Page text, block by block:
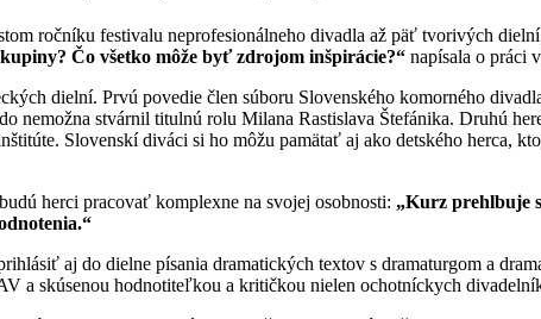
ročníku festivalu neprofesionálneho divadla až päť tvorivých
Čo všetko môže byť zdrojom inšpirácie?“ napísala o práci
dielní. Prvú povedie člen súboru Slovenského komorného
nemožna stvárnil titulnú rolu Milana Rastislava Štefánika. Druhú
Slovenskí diváci si ho môžu pamätať aj ako detského herca,
herci pracovať komplexne na svojej osobnosti: „Kurz prehlbuje
aj do dielne písania dramatických textov s dramaturgom a
a skúsenou hodnotiteľkou a kritičkou nielen ochotníckych